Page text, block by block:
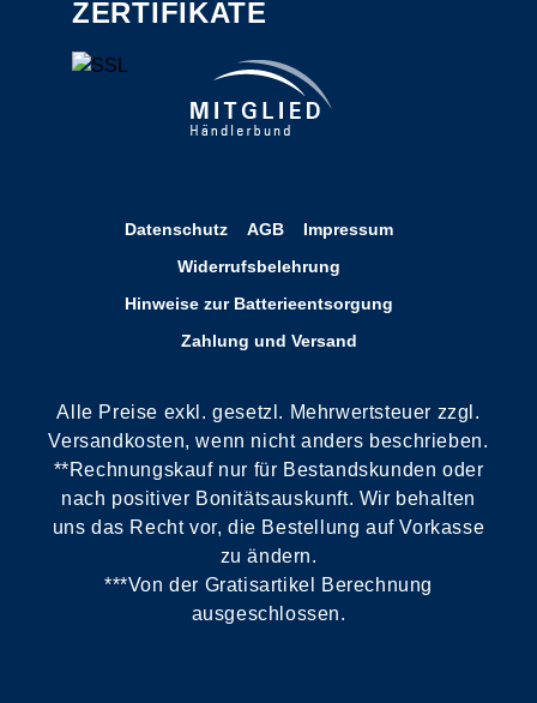
ZERTIFIKATE
Datenschutz AGB
Impressum
Widerrufsbelehrung
Hinweise zur Batterieentsorgung
Zahlung und Versand
Alle Preise exkl. gesetzl. Mehrwertsteuer zzgl.
Versandkosten, wenn nicht anders beschrieben.
**Rechnungskauf nur für Bestandskunden oder
nach positiver Bonitätsauskunft. Wir behalten
uns das Recht vor, die Bestellung auf Vorkasse
zu ändern.
***Von der Gratisartikel Berechnung
ausgeschlossen.